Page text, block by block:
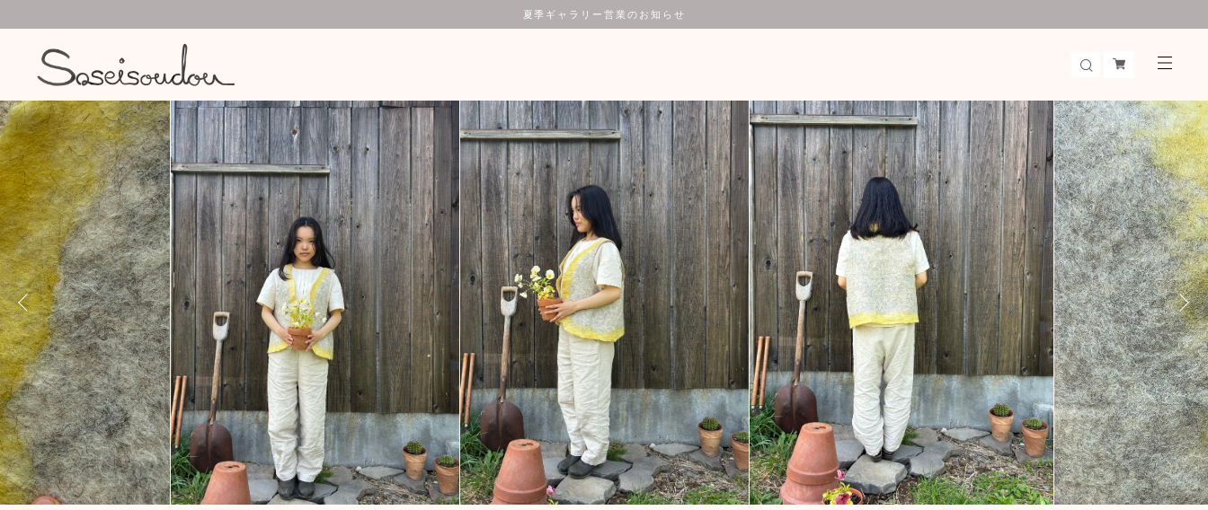
夏季ギャラリー営業のお知らせ